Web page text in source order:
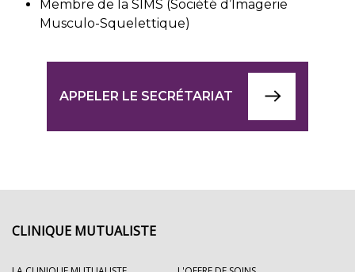
Membre de la SIMS (Société d’Imagerie
Musculo-Squelettique)
APPELER LE SECRÉTARIAT
CLINIQUE MUTUALISTE